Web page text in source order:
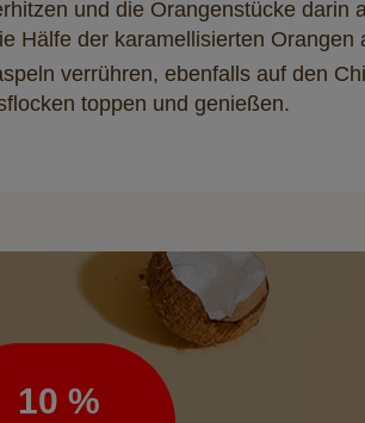
und die Orangenstücke
Hälfe der karamellisierten
verrühren, ebenfalls auf den
toppen und genießen.
10 %